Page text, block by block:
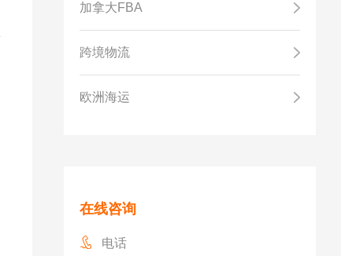
加拿大FBA
跨境物流
欧洲海运
在线咨询
电话